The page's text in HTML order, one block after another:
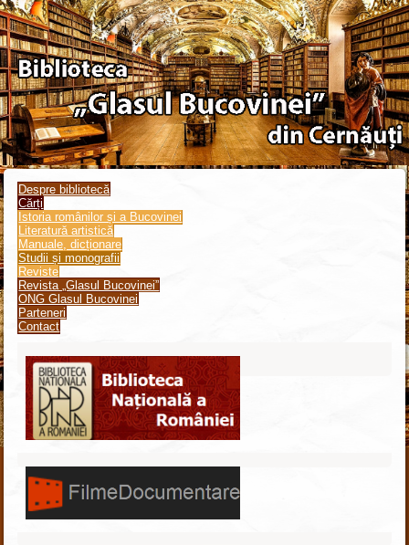
Despre bibliotecă
Cărți
Istoria românilor și a Bucovinei
Literatură artistică
Manuale, dicționare
Studii și monografii
Reviste
Revista „Glasul Bucovinei”
ONG Glasul Bucovinei
Parteneri
Contact